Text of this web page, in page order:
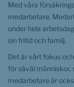
Med våra
medarbetare.
under hela
sin fritid och familj.
Det är vårt fokus
för såväl människor,
medarbetare är